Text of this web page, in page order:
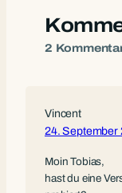
2
Vincent
24. September
Moin Tobias,
hast du eine